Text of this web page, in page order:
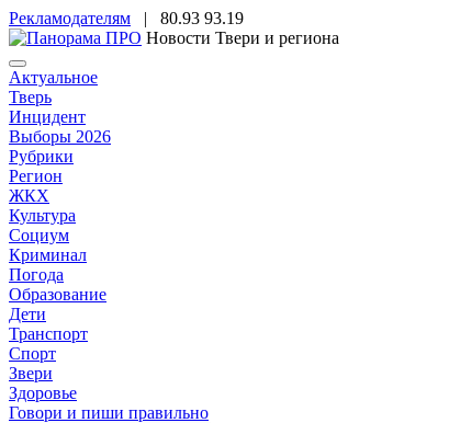
Рекламодателям | 80.93 93.19
Новости Твери и региона
Актуальное
Тверь
Инцидент
Выборы 2026
Рубрики
Регион
ЖКХ
Культура
Социум
Криминал
Погода
Образование
Дети
Транспорт
Спорт
Звери
Здоровье
Говори и пиши правильно